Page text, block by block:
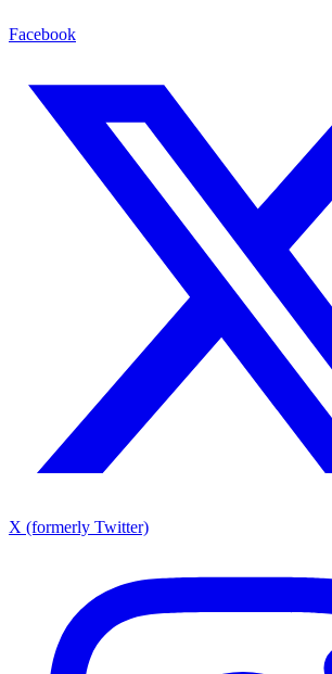
Facebook
X (formerly Twitter)